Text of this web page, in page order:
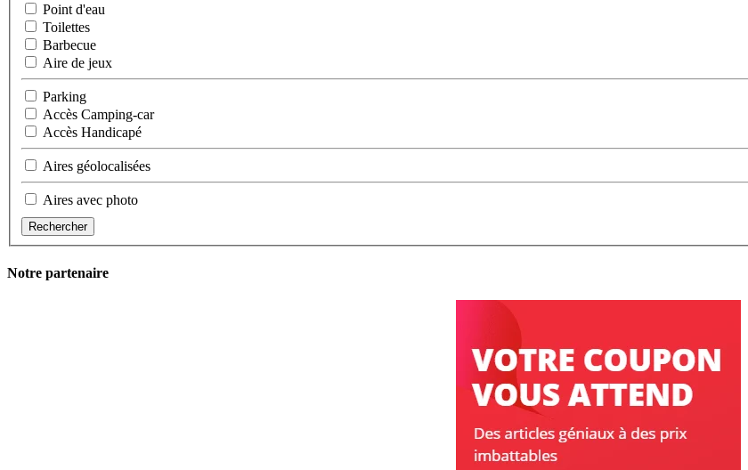
Point d'eau
Toilettes
Barbecue
Aire de jeux
Parking
Accès Camping-car
Accès Handicapé
Aires géolocalisées
Aires avec photo
Rechercher
Notre partenaire